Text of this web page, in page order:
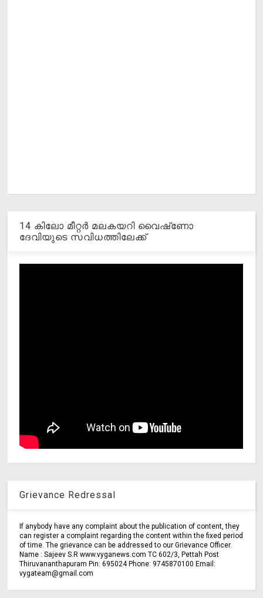
14 കിലോ മീറ്റര്‍ മലകയറി വൈഷ്‌ണോ
ദേവിയുടെ സവിധത്തിലേക്ക്
Grievance Redressal
If anybody have any complaint about the publication of content, they
can register a complaint regarding the content within the fixed period
of time. The grievance can be addressed to our Grievance Officer.
Name : Sajeev S.R www.vyganews.com TC 602/3, Pettah Post
Thiruvananthapuram Pin: 695024 Phone: 9745870100 Email:
vygateam@gmail.com